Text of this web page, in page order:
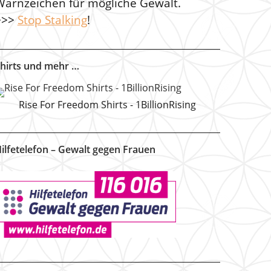
für mögliche Gewalt.
Stop Stalking!
und mehr …
Rise For Freedom Shirts - 1BillionRising
– Gewalt gegen Frauen